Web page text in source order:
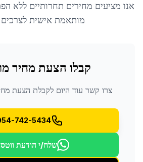
אנו מציעים מחירים תחרותיים ללא
מותאמת אישית
קבלו הצעת מחיר
צרו קשר עוד היום לקבלת הצעת
742-5434
שלח/י הודעת